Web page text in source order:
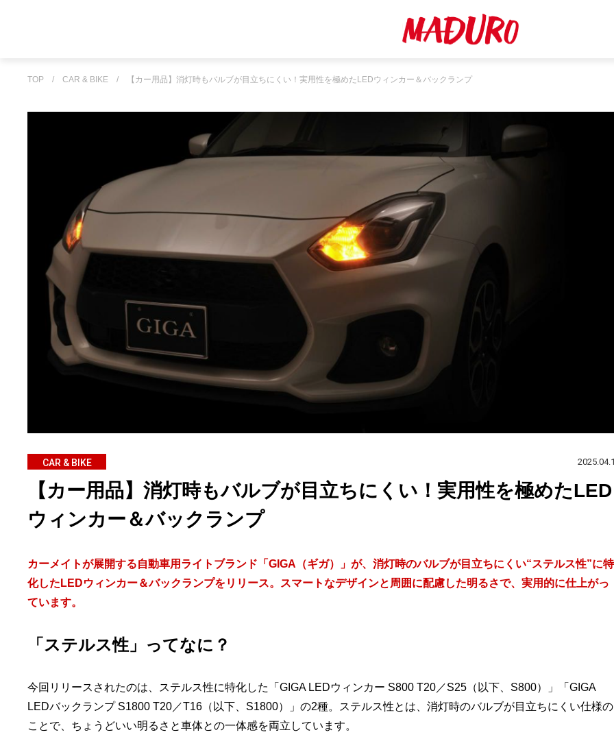
TOP / CAR & BIKE / 【カー用品】消灯時もバルブが目立ちにくい！実用性を極めたLEDウィンカー＆バックランプ
CAR & BIKE
【カー用品】消灯時もバルブが目立ちにくい！実用性を極めたLED
ウィンカー＆バックランプ
カーメイトが展開する自動車用ライトブランド「GIGA（ギガ）」が、消灯時のバルブが目立ちにくい“ステルス性”に特
化したLEDウィンカー＆バックランプをリリース。スマートなデザインと周囲に配慮した明るさで、実用的に仕上がっ
ています。
「ステルス性」ってなに？
今回リリースされたのは、ステルス性に特化した「GIGA LEDウィンカー S800 T20／S25（以下、S800）」「GIGA
LEDバックランプ S1800 T20／T16（以下、S1800）」の2種。ステルス性とは、消灯時のバルブが目立ちにくい仕様の
ことで、ちょうどいい明るさと車体との一体感を両立しています。